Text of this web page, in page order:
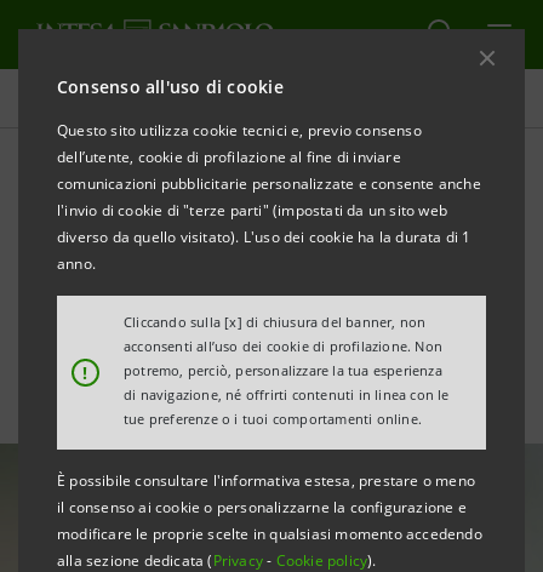
Consenso all'uso di cookie
Questo sito utilizza cookie tecnici e, previo consenso
dell’utente, cookie di profilazione al fine di inviare
comunicazioni pubblicitarie personalizzate e consente anche
l'invio di cookie di "terze parti" (impostati da un sito web
diverso da quello visitato). L'uso dei cookie ha la durata di 1
anno.
!
Cliccando sulla [x] di chiusura del banner, non
acconsenti all’uso dei cookie di profilazione. Non
potremo, perciò, personalizzare la tua esperienza
di navigazione, né offrirti contenuti in linea con le
tue preferenze o i tuoi comportamenti online.
È possibile consultare l'informativa estesa, prestare o meno
il consenso ai cookie o personalizzarne la configurazione e
modificare le proprie scelte in qualsiasi momento accedendo
alla sezione dedicata (Privacy- Cookie policy).
Tutte le news
Inclusione e reinserimento
sociale: iniziative di Intesa
Sanpaolo per i detenuti